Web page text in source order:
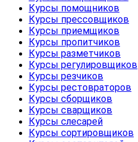
Курсы помощников
Курсы прессовщиков
Курсы приемщиков
Курсы пропитчиков
Курсы разметчиков
Курсы регулировщиков
Курсы резчиков
Курсы рестовраторов
Курсы сборщиков
Курсы сварщиков
Курсы слесарей
Курсы сортировщиков